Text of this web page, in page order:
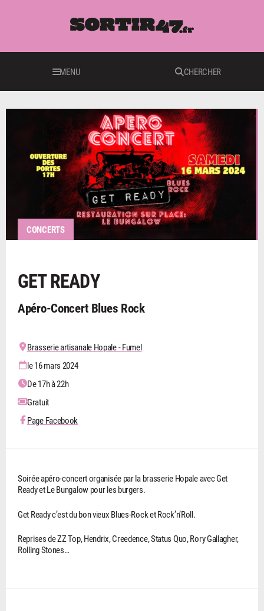
MENU CHERCHER
CONCERTS
GET READY
Apéro-Concert Blues Rock
Brasserie artisanale Hopale - Fumel
le 16 mars 2024
De 17h à 22h
Gratuit
Page Facebook
Soirée apéro-concert organisée par la brasserie Hopale avec Get
Ready et Le Bungalow pour les burgers.
Get Ready c’est du bon vieux Blues-Rock et Rock’n’Roll.
Reprises de ZZ Top, Hendrix, Creedence, Status Quo, Rory Gallagher,
Rolling Stones…